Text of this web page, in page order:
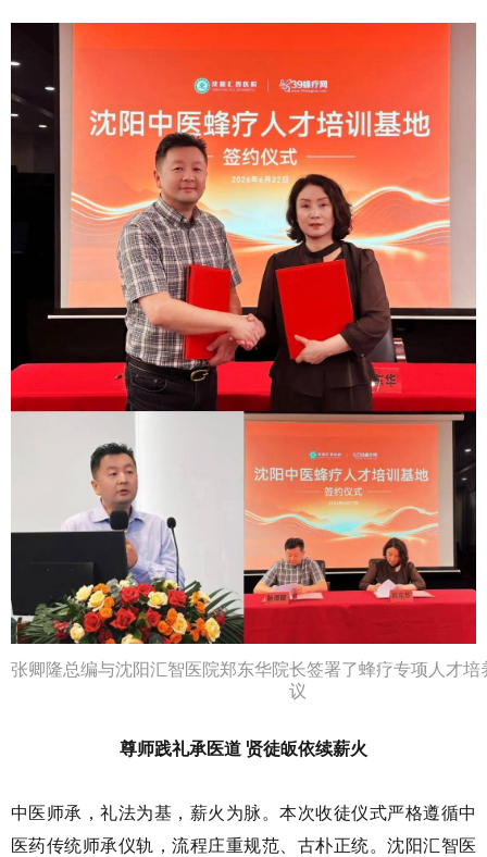
张卿隆总编与沈阳汇智医院郑东华院长签署了蜂疗专项人才培
议
尊师践礼承医道 贤徒皈依续薪火
中医师承，礼法为基，薪火为脉。本次收徒仪式严格遵循中
医药传统师承仪轨，流程庄重规范、古朴正统。沈阳汇智医